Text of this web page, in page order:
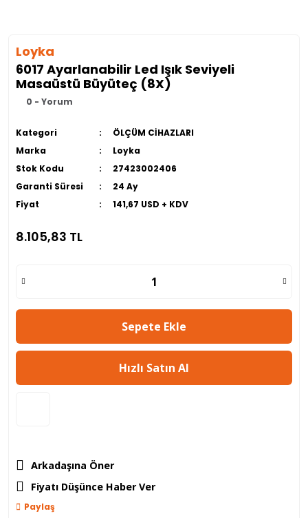
Loyka
6017 Ayarlanabilir Led Işık Seviyeli
Masaüstü Büyüteç (8X)
0 - Yorum
Kategori
ÖLÇÜM CİHAZLARI
Marka
Loyka
Stok Kodu
27423002406
Garanti Süresi
24 Ay
Fiyat
141,67 USD + KDV
8.105,83 TL
Sepete Ekle
Hızlı Satın Al
Arkadaşına Öner
Fiyatı Düşünce Haber Ver
Paylaş